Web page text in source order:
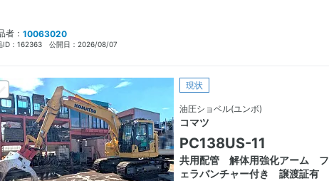
者： 10063020
ID： 162363 公開日： 2026/08/07
現状
油圧ショベル(ユンボ)
コマツ
PC138US-11
共用配管 解体用強化アーム フ
ェラバンチャー付き 譲渡証有